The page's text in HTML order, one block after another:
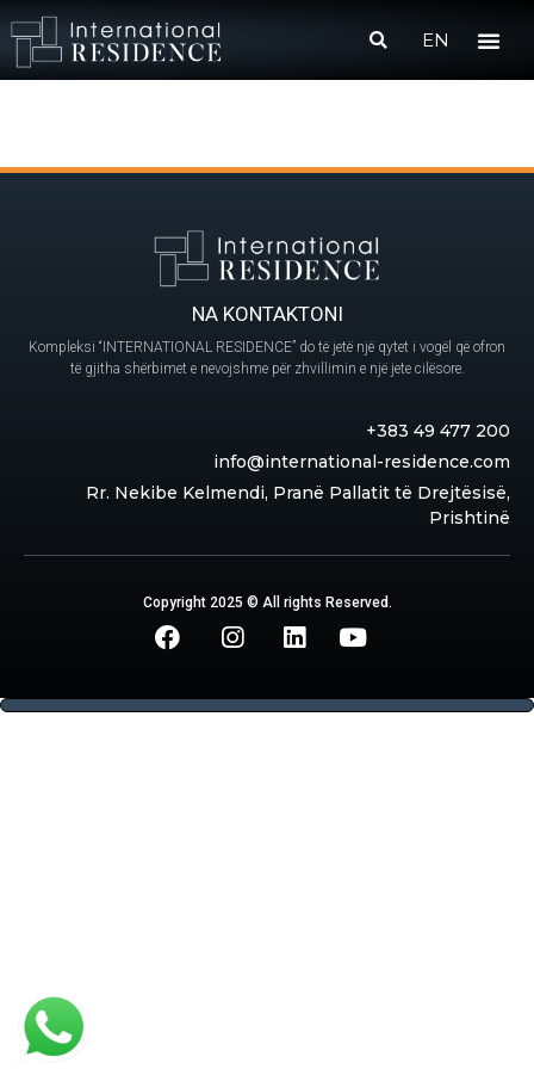
EN
NA KONTAKTONI
Kompleksi “INTERNATIONAL RESIDENCE” do të jetë një qytet i vogël që ofron
të gjitha shërbimet e nevojshme për zhvillimin e një jete cilësore.
+383 49 477 200
info@international-residence.com
Rr. Nekibe Kelmendi, Pranë Pallatit të Drejtësisë,
Prishtinë
Copyright 2025 © All rights Reserved.